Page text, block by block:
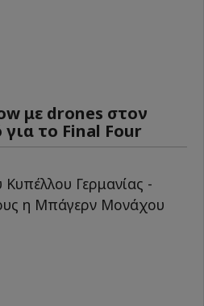
με drones στον
το Final Four